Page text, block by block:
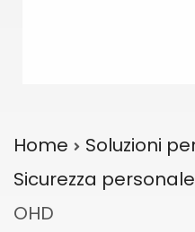
Home
Soluzioni
Sicurezza personale
OHD